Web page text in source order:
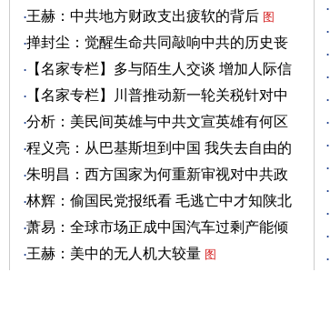
团？
图
王赫：中共地方财政支出疲软的背后 图
掸封尘：觉醒生命共同敲响中共的历史丧
钟 图
【名家专栏】多与陌生人交谈 增加人际信
任 图
【名家专栏】川普推动新一轮关税针对中
共 图
分析：美民间英雄与中共文宣英雄有何区
别 图
程义亮：从巴基斯坦到中国 我失去自由的
两年
朱明昌：西方国家为何重新审视对中共政
策？
图
林辉：偷国民党报纸看 毛逃亡中才知陕北
有刘志丹 图
萧易：全球市场正成中国汽车过剩产能倾
销地
图
王赫：美中的无人机大较量 图